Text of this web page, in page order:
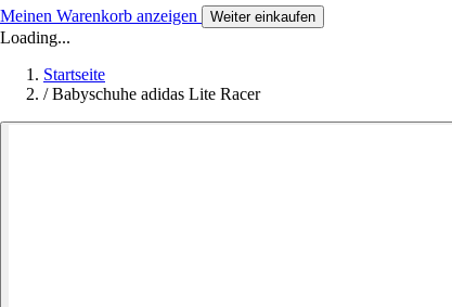
Meinen Warenkorb anzeigen Weiter einkaufen
Loading...
Startseite
/ Babyschuhe adidas Lite Racer